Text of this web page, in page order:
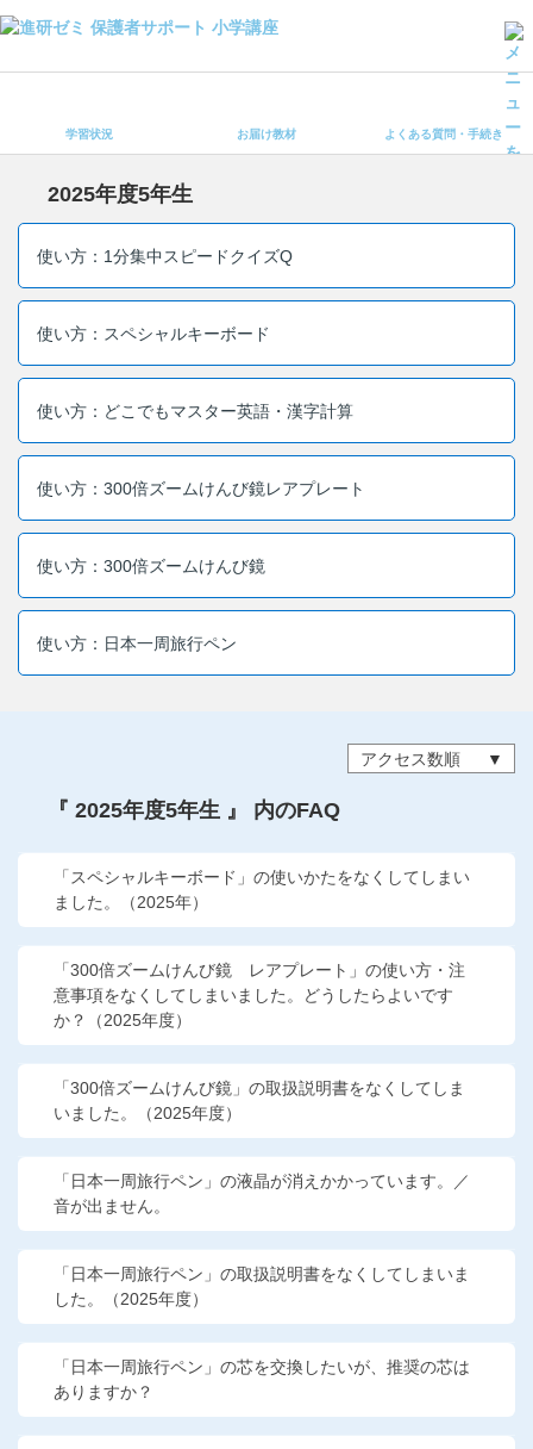
よくある質問・手続き
会員ページへログイン
よくある質問・お問い合わせ
お問い合わせ窓口
他の講座のよくある質問・手続きはこちら
こどもちゃれんじ
学習状況 お届け教材 よくある質問・手続き
2025年度5年生
使い方：1分集中スピードクイズQ
使い方：スペシャルキーボード
使い方：どこでもマスター英語・漢字計算
使い方：300倍ズームけんび鏡レアプレート
使い方：300倍ズームけんび鏡
使い方：日本一周旅行ペン
アクセス数順
『 2025年度5年生 』 内のFAQ
「スペシャルキーボード」の使いかたをなくしてしまい
ました。（2025年）
「300倍ズームけんび鏡 レアプレート」の使い方・注
意事項をなくしてしまいました。どうしたらよいです
か？（2025年度）
「300倍ズームけんび鏡」の取扱説明書をなくしてしま
いました。（2025年度）
「日本一周旅行ペン」の液晶が消えかかっています。／
音が出ません。
「日本一周旅行ペン」の取扱説明書をなくしてしまいま
した。（2025年度）
「日本一周旅行ペン」の芯を交換したいが、推奨の芯は
ありますか？